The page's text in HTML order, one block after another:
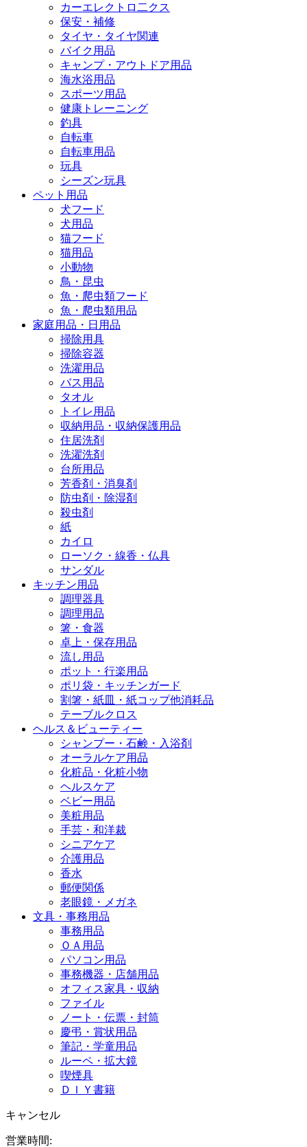
カーエレクトロ二クス
保安・補修
タイヤ・タイヤ関連
バイク用品
キャンプ・アウトドア用品
海水浴用品
スポーツ用品
健康トレーニング
釣具
自転車
自転車用品
玩具
シーズン玩具
ペット用品
犬フード
犬用品
猫フード
猫用品
小動物
鳥・昆虫
魚・爬虫類フード
魚・爬虫類用品
家庭用品・日用品
掃除用具
掃除容器
洗濯用品
バス用品
タオル
トイレ用品
収納用品・収納保護用品
住居洗剤
洗濯洗剤
台所用品
芳香剤・消臭剤
防虫剤・除湿剤
殺虫剤
紙
カイロ
ローソク・線香・仏具
サンダル
キッチン用品
調理器具
調理用品
箸・食器
卓上・保存用品
流し用品
ポット・行楽用品
ポリ袋・キッチンガード
割箸・紙皿・紙コップ他消耗品
テーブルクロス
ヘルス＆ビューティー
シャンプー・石鹸・入浴剤
オーラルケア用品
化粧品・化粧小物
ヘルスケア
ベビー用品
美粧用品
手芸・和洋裁
シニアケア
介護用品
香水
郵便関係
老眼鏡・メガネ
文具・事務用品
事務用品
ＯＡ用品
パソコン用品
事務機器・店舗用品
オフィス家具・収納
ファイル
ノート・伝票・封筒
慶弔・賞状用品
筆記・学童用品
ルーペ・拡大鏡
喫煙具
ＤＩＹ書籍
キャンセル
営業時間: